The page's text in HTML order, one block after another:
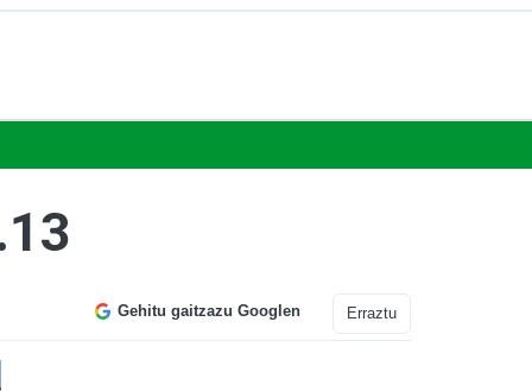
Gehitu gaitzazu Googlen Erraztu